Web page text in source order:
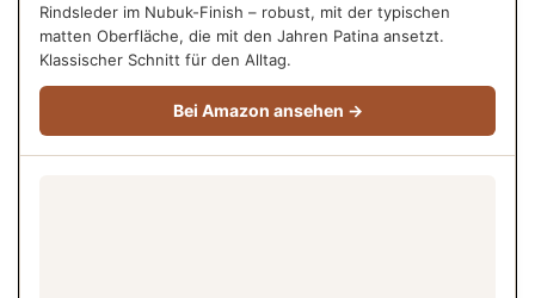
Rindsleder im Nubuk-Finish – robust, mit der typischen
matten Oberfläche, die mit den Jahren Patina ansetzt.
Klassischer Schnitt für den Alltag.
Bei Amazon ansehen →